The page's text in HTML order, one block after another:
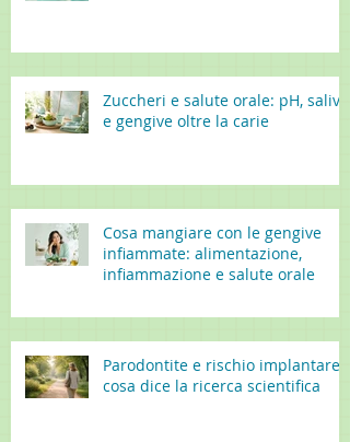
Zuccheri e salute orale: pH, saliva
e gengive oltre la carie
Cosa mangiare con le gengive
infiammate: alimentazione,
infiammazione e salute orale
Parodontite e rischio implantare:
cosa dice la ricerca scientifica